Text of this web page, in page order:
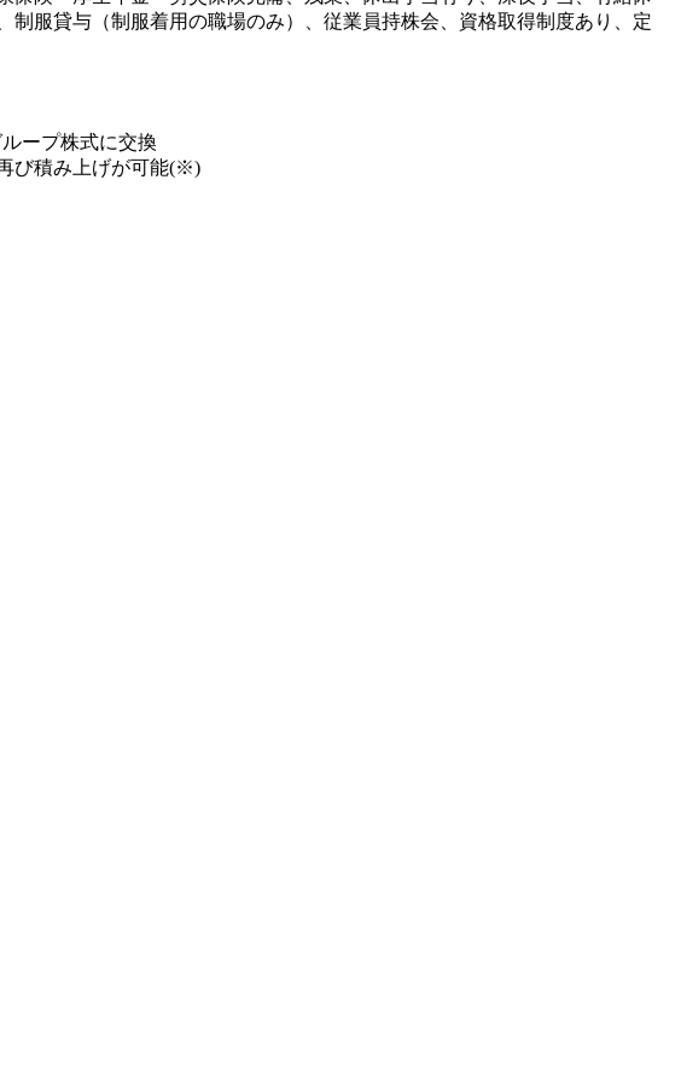
服貸与（制服着用の職場のみ）、従業員持株会、資格取得制度あり、定
ープ株式に交換
び積み上げが可能(※)